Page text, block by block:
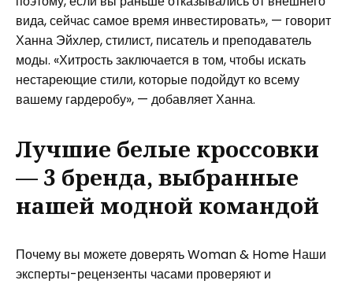
вида, сейчас самое время инвестировать», — говорит
Ханна Эйхлер, стилист, писатель и преподаватель
моды. «Хитрость заключается в том, чтобы искать
нестареющие стили, которые подойдут ко всему
вашему гардеробу», — добавляет Ханна.
Лучшие белые кроссовки
— 3 бренда, выбранные
нашей модной командой
Почему вы можете доверять Woman & Home Наши
эксперты-рецензенты часами проверяют и